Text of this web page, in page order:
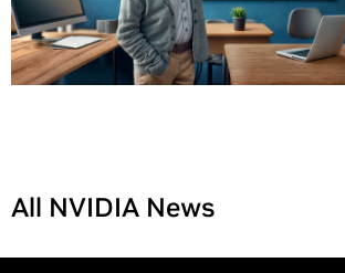
All NVIDIA News